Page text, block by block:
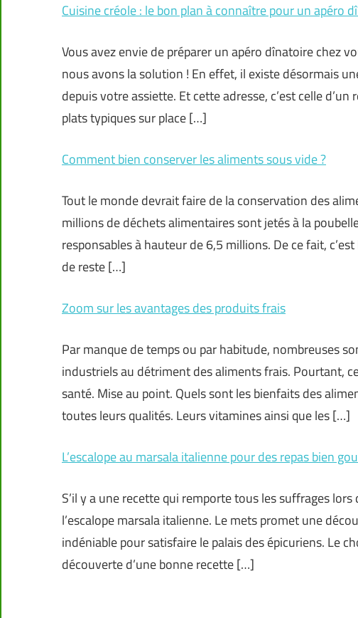
Cuisine créole : le bon plan à connaître pour un apéro
Vous avez envie de préparer un apéro dînatoire chez
nous avons la solution ! En effet, il existe désormais
depuis votre assiette. Et cette adresse, c’est celle
plats typiques sur place […]
Comment bien conserver les aliments sous vide ?
Tout le monde devrait faire de la conservation des
millions de déchets alimentaires sont jetés à la
responsables à hauteur de 6,5 millions. De ce fait,
de reste […]
Zoom sur les avantages des produits frais
Par manque de temps ou par habitude, nombreuses
industriels au détriment des aliments frais. Pourtant,
santé. Mise au point. Quels sont les bienfaits des
toutes leurs qualités. Leurs vitamines ainsi que les […]
L’escalope au marsala italienne pour des repas bien
S’il y a une recette qui remporte tous les suffrages
l’escalope marsala italienne. Le mets promet une
indéniable pour satisfaire le palais des épicuriens. Le
découverte d’une bonne recette […]